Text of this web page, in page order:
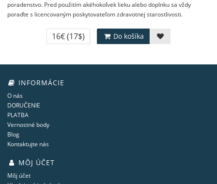
poradenstvo. Pred použitím akéhokoľvek lieku alebo doplnku sa vždy
poraďte s licencovaným poskytovateľom zdravotnej starostlivosti.
16€(17$) Do košíka
INFORMÁCIE
O nás
DORUČENIE
PLATBA
Vernostné body
Blog
Kontaktujte nás
MÔJ ÚČET
Môj účet